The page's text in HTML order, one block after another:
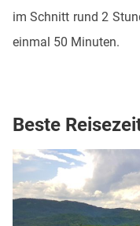
im Schnitt rund 2
einmal 50 Minuten.
Beste